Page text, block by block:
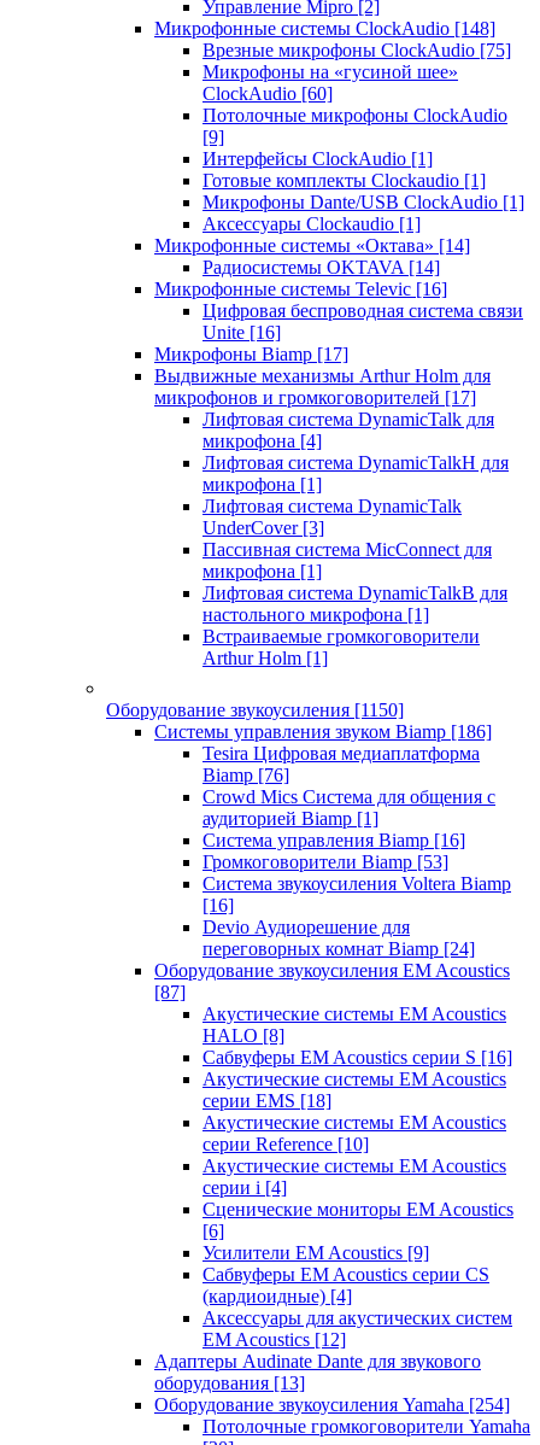
Управление Mipro [2]
Микрофонные системы ClockAudio [148]
Врезные микрофоны ClockAudio [75]
Микрофоны на «гусиной шее»
ClockAudio [60]
Потолочные микрофоны ClockAudio
[9]
Интерфейсы ClockAudio [1]
Готовые комплекты Clockaudio [1]
Микрофоны Dante/USB ClockAudio [1]
Аксессуары Clockaudio [1]
Микрофонные системы «Октава» [14]
Радиосистемы OKTAVA [14]
Микрофонные системы Televic [16]
Цифровая беспроводная система связи
Unite [16]
Микрофоны Biamp [17]
Выдвижные механизмы Arthur Holm для
микрофонов и громкоговорителей [17]
Лифтовая система DynamicTalk для
микрофона [4]
Лифтовая система DynamicTalkH для
микрофона [1]
Лифтовая система DynamicTalk
UnderCover [3]
Пассивная система MicConnect для
микрофона [1]
Лифтовая система DynamicTalkB для
настольного микрофона [1]
Встраиваемые громкоговорители
Arthur Holm [1]
Оборудование звукоусиления [1150]
Системы управления звуком Biamp [186]
Tesira Цифровая медиаплатформа
Biamp [76]
Crowd Mics Система для общения с
аудиторией Biamp [1]
Система управления Biamp [16]
Громкоговорители Biamp [53]
Система звукоусиления Voltera Biamp
[16]
Devio Аудиорешение для
переговорных комнат Biamp [24]
Оборудование звукоусиления EM Acoustics
[87]
Акустические системы EM Acoustics
HALO [8]
Сабвуферы EM Acoustics серии S [16]
Акустические системы EM Acoustics
серии EMS [18]
Акустические системы EM Acoustics
серии Reference [10]
Акустические системы EM Acoustics
серии i [4]
Сценические мониторы EM Acoustics
[6]
Усилители EM Acoustics [9]
Сабвуферы EM Acoustics серии CS
(кардиоидные) [4]
Аксессуары для акустических систем
EM Acoustics [12]
Адаптеры Audinate Dante для звукового
оборудования [13]
Оборудование звукоусиления Yamaha [254]
Потолочные громкоговорители Yamaha